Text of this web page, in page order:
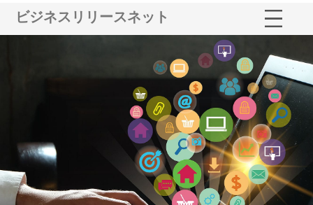
ビジネスリリースネット